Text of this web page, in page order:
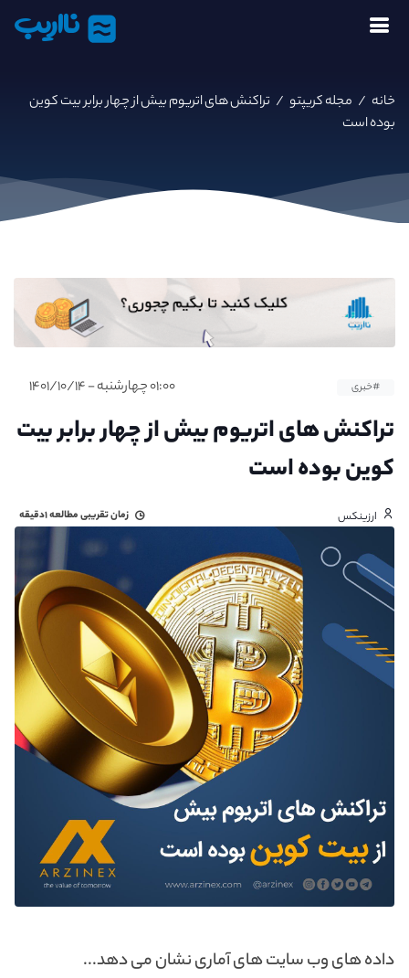
نااریب
خانه / مجله کریپتو / تراکنش‌ های اتریوم بیش از چهار برابر بیت کوین
بوده است
#خبری ۰۱:۰۰ چهارشنبه - ۱۴۰۱/۱۰/۱۴
تراکنش‌ های اتریوم بیش از چهار برابر بیت
کوین بوده است
ارزینکس زمان تقریبی مطالعه۱دقیقه
داده های وب سایت های آماری نشان می دهد...